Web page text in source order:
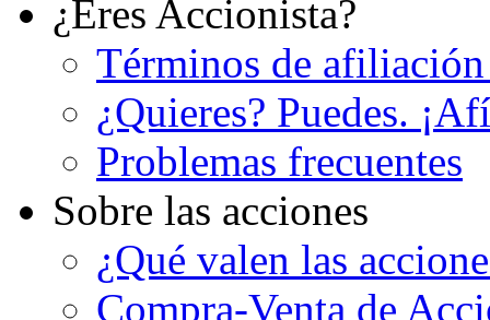
¿Eres Accionista?
Términos de
¿Quieres? Puedes.
Problemas frecuentes
Sobre las acciones
¿Qué valen las
Compra-Venta de